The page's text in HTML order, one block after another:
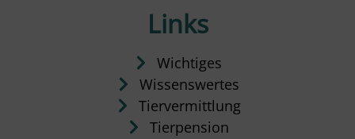
Links
Wichtiges
Wissenswertes
Tiervermittlung
Tierpension